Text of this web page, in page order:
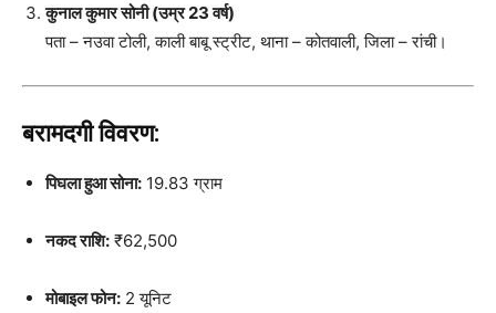
कुनाल कुमार सोनी (उम्र 23 वर्ष)
पता – नउवा टोली, काली बाबू स्ट्रीट, थाना – कोतवाली, जिला – रांची।
बरामदगी विवरण:
पिघला हुआ सोना: 19.83 ग्राम
नकद राशि: ₹62,500
मोबाइल फोन: 2 यूनिट